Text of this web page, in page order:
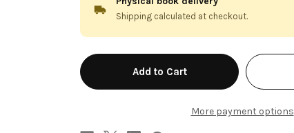
Shipping calculated at checkout.
in
stock
More payment options